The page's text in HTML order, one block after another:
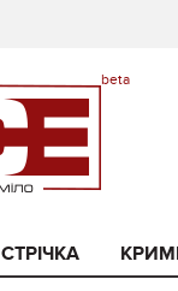
СТРІЧКА